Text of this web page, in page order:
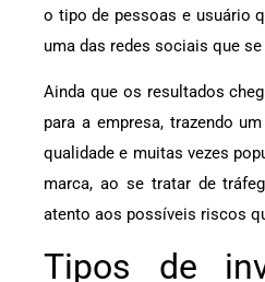
o tipo de pessoas e usuário
uma das redes sociais que se
Ainda que os resultados
para a empresa, trazendo
qualidade e muitas vezes
marca, ao se tratar de
atento aos possíveis riscos
Tipos de